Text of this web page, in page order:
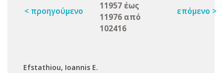
< προηγούμενο
11957 έως
11976 από
102416
επόμενο >
Εfstathiou, Ioannis E.